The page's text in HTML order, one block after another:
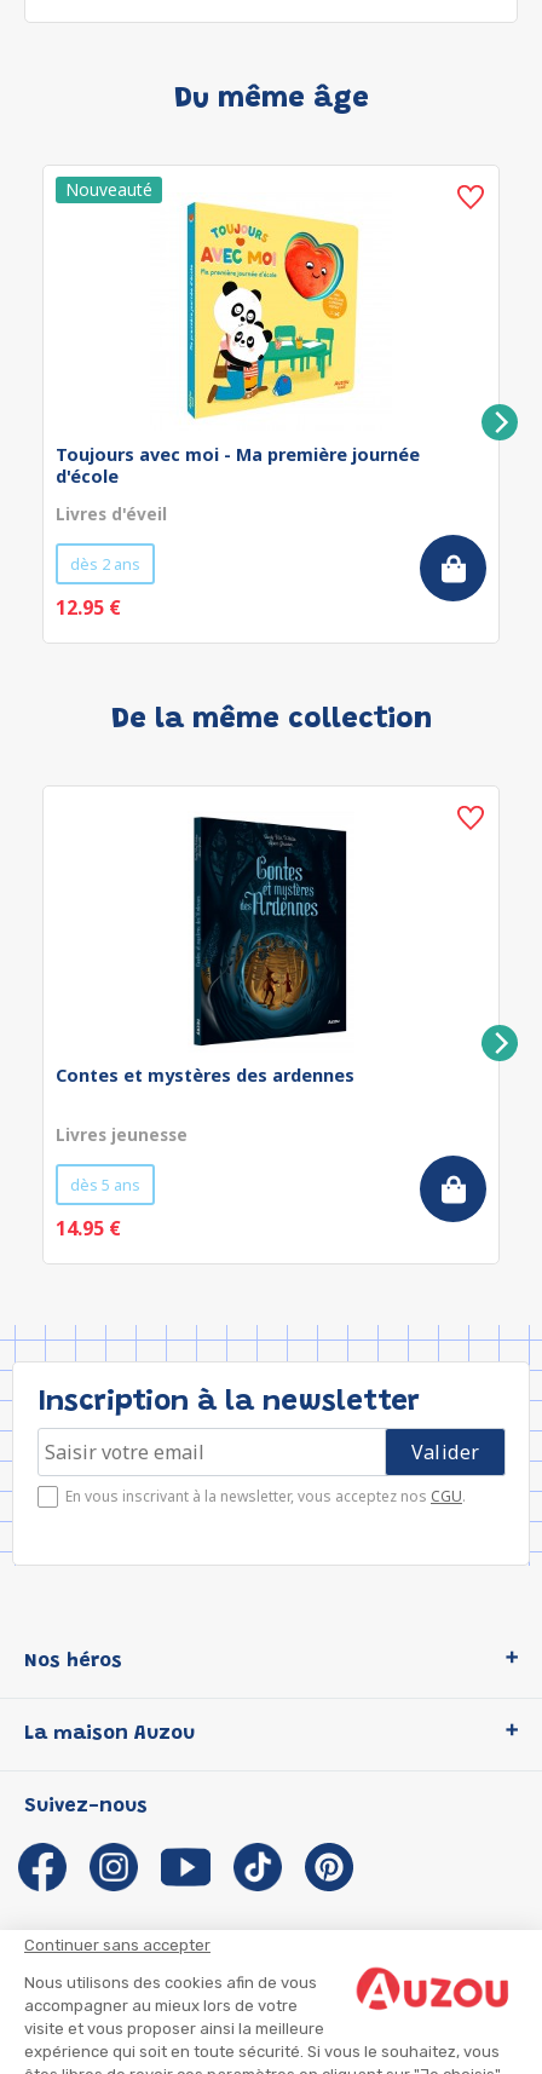
Continuer sans accepter
Nous utilisons des cookies afin de vous
accompagner au mieux lors de votre
visite et vous proposer ainsi la meilleure
expérience qui soit en toute sécurité. Si vous le souhaitez, vous
Du même âge
Toujours avec moi - Ma première journée
d'école
Livres d'éveil
dès 2 ans
12.95 €
De la même collection
Contes et mystères des ardennes
Livres jeunesse
dès 5 ans
14.95 €
Inscription à la newsletter
En vous inscrivant à la newsletter, vous acceptez nos CGU.
Nos héros
P'tit Loup
Les Influenceuses
Migali
Petite Taupe
La maison Auzou
Notre histoire
Auzou s'engage
Auteurs et illustrateurs Auzou
Suivre mon colis
Infos consommateur
Suivez-nous
CGU
CGV